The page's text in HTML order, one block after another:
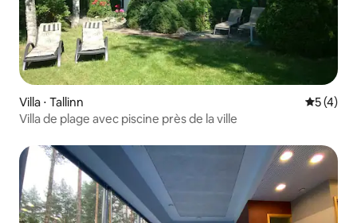
Villa ⋅ Tallinn
5 (4)
Villa de plage avec piscine près de la ville